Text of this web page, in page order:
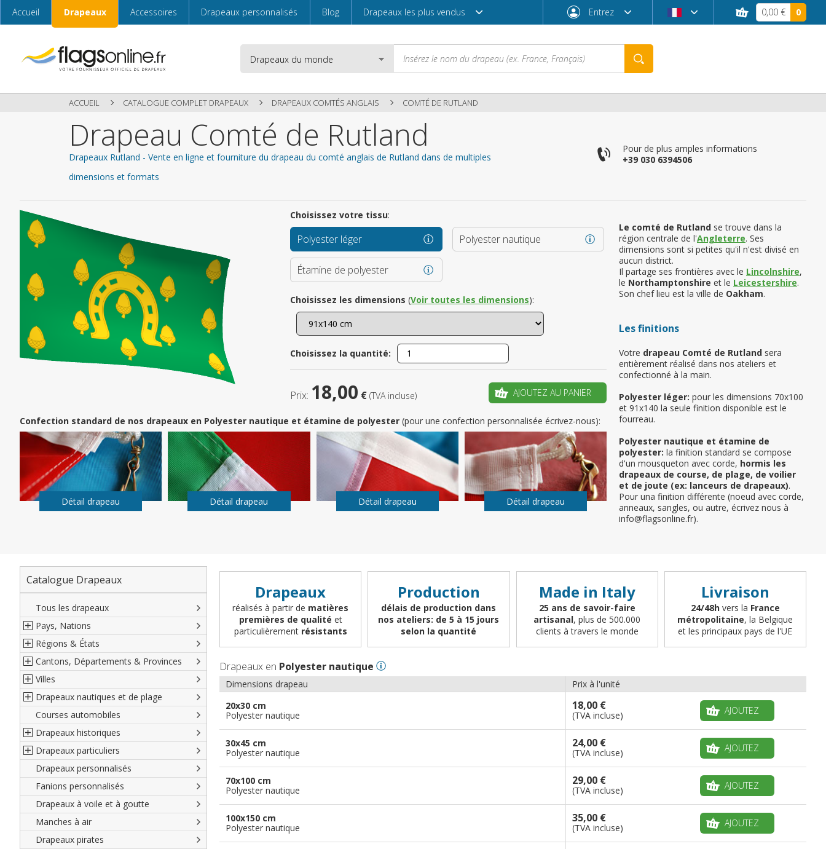
Accueil Drapeaux Accessoires Drapeaux personnalisés Blog Drapeaux les plus vendus Entrez
Email
Entrez Mot de passe oublié ?
Enregistrez vous si il s’agit de
votre première commande
CRÉER UN NOUVEAU COMPTE
0,00 € 0
ACCUEIL CATALOGUE COMPLET DRAPEAUX DRAPEAUX COMTÉS ANGLAIS COMTÉ DE RUTLAND
Drapeau Comté de Rutland
Drapeaux Rutland - Vente en ligne et fourniture du drapeau du comté anglais de Rutland dans de multiples
dimensions et formats
Pour de plus amples informations
+39 030 6394506
Le comté de Rutland se trouve dans la
région centrale de l'Angleterre. Ses
dimensions sont si petites qu'il n'est divisé en
aucun district.
Il partage ses frontières avec le Lincolnshire,
le Northamptonshire et le Leicestershire.
Son chef lieu est la ville de Oakham.
Les finitions
Votre drapeau Comté de Rutland sera
entièrement réalisé dans nos ateliers et
confectionné à la main.
Polyester léger: pour les dimensions 70x100
et 91x140 la seule finition disponible est le
fourreau.
Polyester nautique et étamine de
polyester: la finition standard se compose
d'un mousqueton avec corde, hormis les
drapeaux de course, de plage, de voilier
et de joute (ex: lanceurs de drapeaux).
Pour una finition différente (noeud avec corde,
anneaux, sangles, ou autre, écrivez nous à
info@flagsonline.fr).
Choisissez votre tissu:
Polyester léger Polyester nautique
Étamine de polyester
Choisissez les dimensions (Voir toutes les dimensions):
Choisissez la quantité:
Prix: 18,00 € (TVA incluse) AJOUTEZ AU PANIER
Confection standard de nos drapeaux en Polyester nautique et étamine de polyester (pour une confection personnalisée écrivez-nous):
Détail drapeau Détail drapeau Détail drapeau Détail drapeau
Catalogue Drapeaux
Tous les drapeaux
Pays, Nations
Amérique du Nord
Amérique du Sud
Europe
Afrique
Asie
Océanie
Régions & États
Régions françaises
Régions allemandes
Régions autrichiennes
Régions espagnoles
Régions italiennes
Territoires canadiens
Etats U.S.A.
Régions reste du monde
Cantons, Départements & Provinces
Départements français
DOM-TOM français
Comtés anglais
Territoires britanniques d'outre mer
Provinces espagnoles
Provinces italiennes
Provinces néerlandaises
Cantons suisses
Provinces reste du monde
Villes
Villes françaises
Villes allemandes
Villes espagnoles
Villes italiennes
Villes reste du monde
Drapeaux nautiques et de plage
Marines marchandes et militaires
Code maritime international
Grand pavois
Drapeaux de plage
Drapeaux de courtoisie
Courses automobiles
Drapeaux historiques
Américains
Britanniques
Français
Italiens
Reste du monde
Drapeaux particuliers
Drapeaux diplomatiques
Drapeaux organisations
internationales
Drapeaux publicitaires
Drapeaux groupes ethniques &
nations non reconnues
Drapeaux personnalisés
Fanions personnalisés
Drapeaux à voile et à goutte
Manches à air
Drapeaux pirates
Drapeaux
réalisés à partir de matières
premières de qualité et
particulièrement résistants
Production
délais de production dans
nos ateliers: de 5 à 15 jours
selon la quantité
Made in Italy
25 ans de savoir-faire
artisanal, plus de 500.000
clients à travers le monde
Livraison
24/48hvers la France
métropolitaine, la Belgique
et les principaux pays de l'UE
Drapeaux en Polyester nautique
Dimensions drapeau
Prix à l'unité
20x30 cm
Polyester nautique
18,00 €
(TVA incluse) AJOUTEZ
30x45 cm
Polyester nautique
24,00 €
(TVA incluse) AJOUTEZ
70x100 cm
Polyester nautique
29,00 €
(TVA incluse) AJOUTEZ
100x150 cm
Polyester nautique
35,00 €
(TVA incluse) AJOUTEZ